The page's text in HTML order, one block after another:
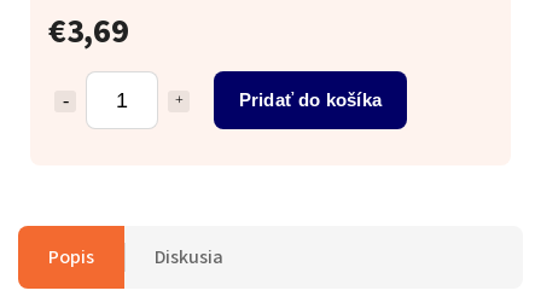
€3,69
Pridať do košíka
Popis Diskusia